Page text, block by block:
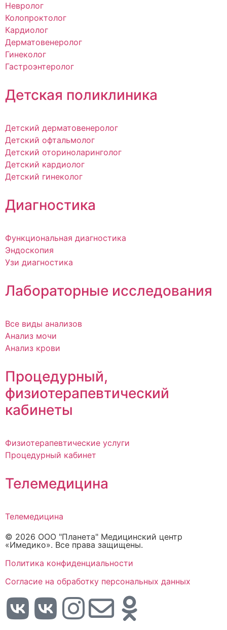
Невролог
Колопроктолог
Кардиолог
Дерматовенеролог
Гинеколог
Гастроэнтеролог
Детская поликлиника
Детский дерматовенеролог
Детский офтальмолог
Детский оториноларинголог
Детский кардиолог
Детский гинеколог
Диагностика
Функциональная диагностика
Эндоскопия
Узи диагностика
Лабораторные исследования
Все виды анализов
Анализ мочи
Анализ крови
Процедурный,
физиотерапевтический
кабинеты
Физиотерапевтические услуги
Процедурный кабинет
Телемедицина
Телемедицина
© 2026 ООО "Планета" Медицинский центр
«Имедико». Все права защищены.
Политика конфиденциальности
Cогласие на обработку персональных данных